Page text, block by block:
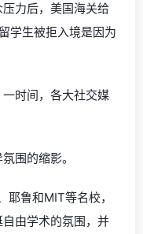
力后，美国海关给
学生被拒入境是因为
时间，各大社交媒
围的缩影。
鲁和MIT等名校，
由学术的氛围，并